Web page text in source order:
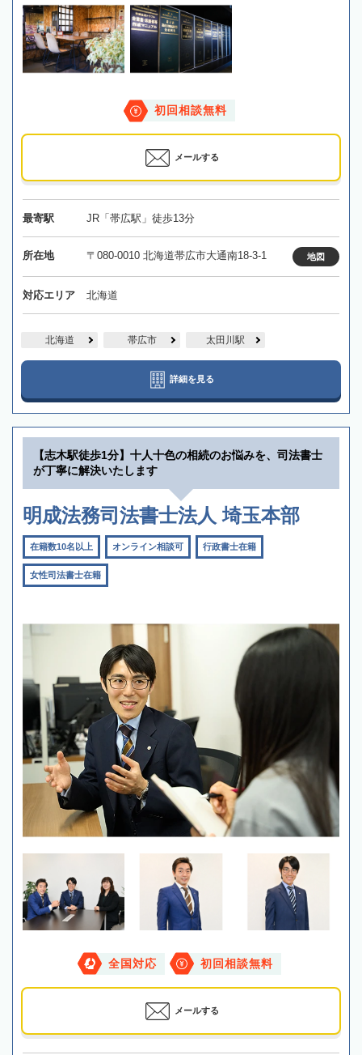
初回相談無料
メールする
最寄駅 JR「帯広駅」徒歩13分
所在地 〒080-0010 北海道帯広市大通南18-3-1 地図
対応エリア 北海道
北海道 帯広市 太田川駅
詳細を見る
【志木駅徒歩1分】十人十色の相続のお悩みを、司法書士
が丁寧に解決いたします
明成法務司法書士法人 埼玉本部
在籍数10名以上 オンライン相談可 行政書士在籍
女性司法書士在籍
全国対応 初回相談無料
メールする